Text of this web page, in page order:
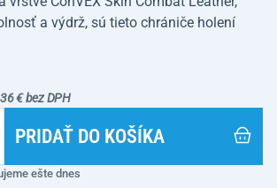
a výdrž, sú tieto chrániče holení
€ bez DPH
PRIDAŤ DO KOŠÍKA
ešte dnes